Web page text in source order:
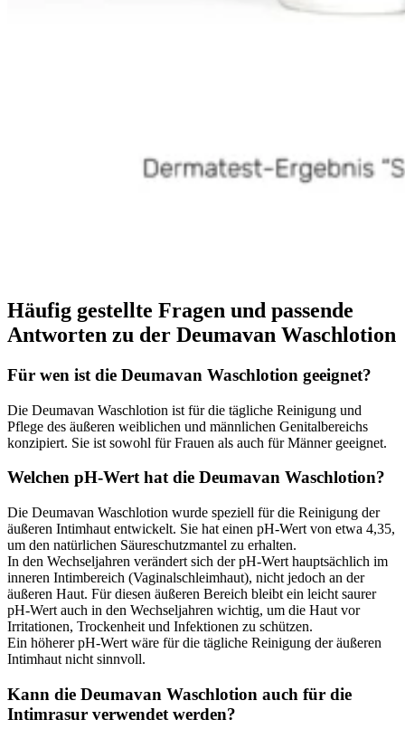
Häufig gestellte Fragen und passende
Antworten zu der Deumavan Waschlotion
Für wen ist die Deumavan Waschlotion geeignet?
Die Deumavan Waschlotion ist für die tägliche Reinigung und
Pflege des äußeren weiblichen und männlichen Genitalbereichs
konzipiert. Sie ist sowohl für Frauen als auch für Männer geeignet.
Welchen pH-Wert hat die Deumavan Waschlotion?
Die Deumavan Waschlotion wurde speziell für die Reinigung der
äußeren Intimhaut entwickelt. Sie hat einen pH-Wert von etwa 4,35,
um den natürlichen Säureschutzmantel zu erhalten.
In den Wechseljahren verändert sich der pH-Wert hauptsächlich im
inneren Intimbereich (Vaginalschleimhaut), nicht jedoch an der
äußeren Haut. Für diesen äußeren Bereich bleibt ein leicht saurer
pH-Wert auch in den Wechseljahren wichtig, um die Haut vor
Irritationen, Trockenheit und Infektionen zu schützen.
Ein höherer pH-Wert wäre für die tägliche Reinigung der äußeren
Intimhaut nicht sinnvoll.
Kann die Deumavan Waschlotion auch für die
Intimrasur verwendet werden?